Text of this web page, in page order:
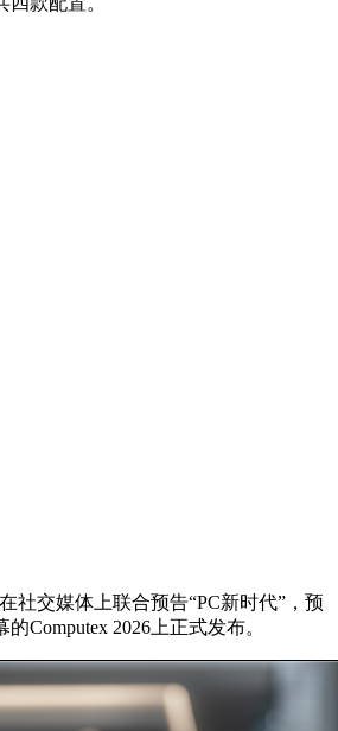
社交媒体上联合预告“PC新时代”，预
Computex 2026上正式发布。